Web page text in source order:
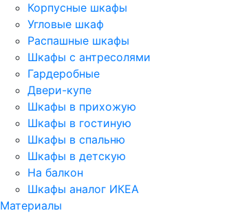
Корпусные шкафы
Угловые шкаф
Распашные шкафы
Шкафы с антресолями
Гардеробные
Двери-купе
Шкафы в прихожую
Шкафы в гостиную
Шкафы в спальню
Шкафы в детскую
На балкон
Шкафы аналог ИКЕА
Материалы